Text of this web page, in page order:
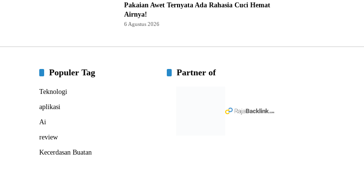
Pakaian Awet Ternyata Ada Rahasia Cuci Hemat
Airnya!
6 Agustus 2026
Populer Tag
Teknologi
aplikasi
Ai
review
Kecerdasan Buatan
Partner of